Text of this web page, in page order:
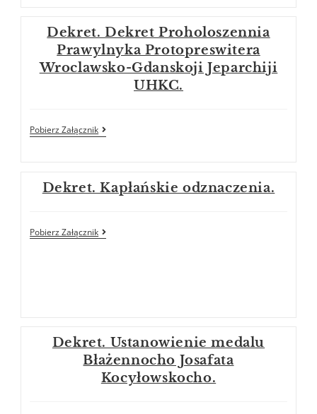
Dekret. Dekret Proholoszennia
Prawylnyka Protopreswitera
Wroclawsko-Gdanskoji Jeparchiji
UHKC.
Pobierz Załącznik
Dekret. Kapłańskie odznaczenia.
Pobierz Załącznik
Dekret. Ustanowienie medalu
Błażennocho Josafata
Kocyłowskocho.